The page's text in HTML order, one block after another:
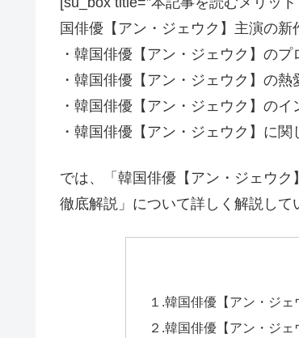
国俳優【アン・ジェウク】主演の新
・韓国俳優【アン・ジェウク】のプ
・韓国俳優【アン・ジェウク】の
・韓国俳優【アン・ジェウク】の
・韓国俳優【アン・ジェウク】に
では、「韓国俳優【アン・ジェウ
徹底解説」について詳しく解説して
１.韓国俳優【アン・ジ
２.韓国俳優【アン・ジ